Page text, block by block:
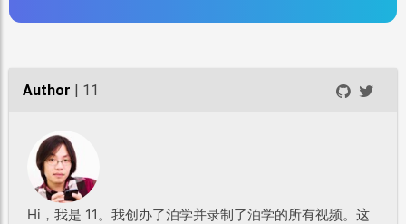
Author | 11
Hi，我是 11。我创办了泊学并录制了泊学的所有视频。这